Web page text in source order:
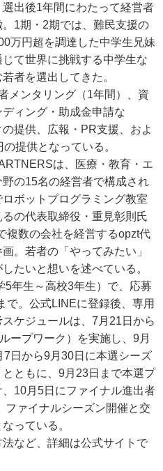
出後1年間にわたって経営者
1期・2期では、難民支援の
万円超を調達した中学生兄妹
て世界に挑戦する中学生な
者を選出してきた。
メンタリング（1年間）、資
ィング・助成金申請な
提供、広報・PR支援、およ
提供となっている。
は、医療・教育・エ
の15名の経営者で構成され
ボットプログラミング教室
るの代表取締役・重見彰則氏
複数の会社を経営するopzt代
。若者の「やってみたい」
たいと想いを述べている。
年生～高校3年生）で、応募
で。公式LINEに登録後、専用
ケジュールは、7月21日から
ープワーク）を実施し、9月
日から9月30日に本選シーズ
ともに、9月23日まで本選プ
10月5日にファイナル進出者
ファイナルシーズン開催と交
っている。
など、詳細は公式サイトで